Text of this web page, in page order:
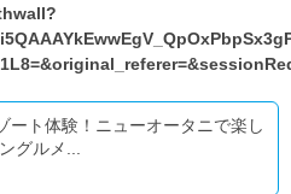
ート体験！ニューオータニで楽し
グルメ...